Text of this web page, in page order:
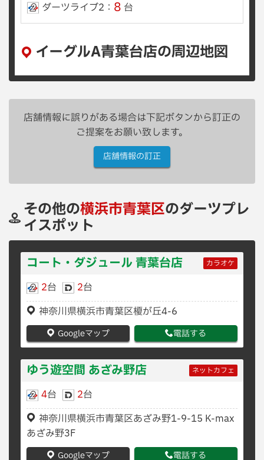
ダーツライブ2： 8 台
イーグルA青葉台店の周辺地図
店舗情報に誤りがある場合は下記ボタンから訂正の
ご提案をお願い致します。
店舗情報の訂正
その他の横浜市青葉区のダーツプレ
イスポット
コート・ダジュール 青葉台店 カラオケ
2台 2台
神奈川県横浜市青葉区榎が丘4-6
Googleマップ 電話する
ゆう遊空間 あざみ野店 ネットカフェ
4台 2台
神奈川県横浜市青葉区あざみ野1-9-15 K-max
あざみ野3F
Googleマップ 電話する